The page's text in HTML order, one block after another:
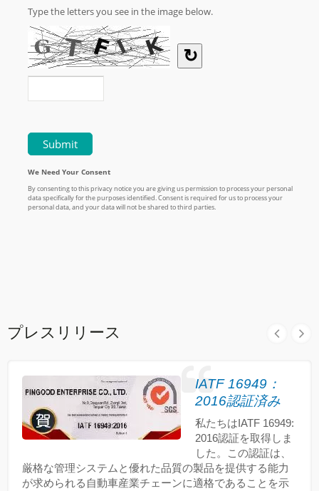
プレスリリース
IATF 16949：
2016認証済み
私たちはIATF 16949:
2016認証を取得しま
した。この認証は、
厳格な管理システムと優れた品質の製品を提供する能力
が求められる自動車産業チェーンに適格であることを示